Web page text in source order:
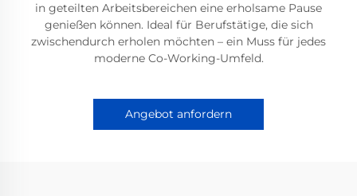
in geteilten Arbeitsbereichen eine erholsame Pause
genießen können. Ideal für Berufstätige, die sich
zwischendurch erholen möchten – ein Muss für jedes
moderne Co-Working-Umfeld.
Angebot anfordern